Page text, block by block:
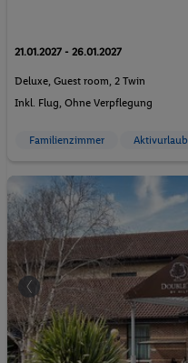
21.01.2027 - 26.01.2027
Deluxe, Guest room, 2 Twin
Inkl. Flug, Ohne Verpflegung
Familienzimmer Aktivurlaub